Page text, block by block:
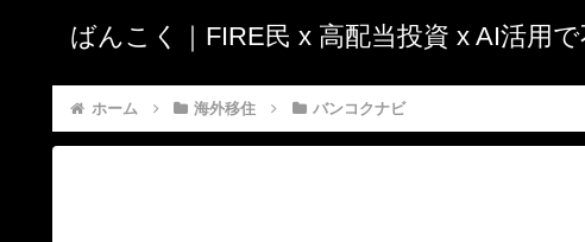
ばんこく｜FIRE民 x 高配当投資 x AI活用
ホーム 海外移住 バンコクナビ